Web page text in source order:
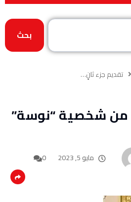
بحث
تقديم جزء ثانٍ…
من شخصية “نوسة”
مايو 5, 2023
0